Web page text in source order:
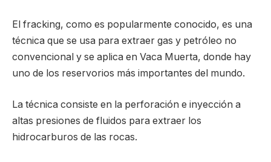
El fracking, como es popularmente conocido, es una
técnica que se usa para extraer gas y petróleo no
convencional y se aplica en Vaca Muerta, donde hay
uno de los reservorios más importantes del mundo.
La técnica consiste en la perforación e inyección a
altas presiones de fluidos para extraer los
hidrocarburos de las rocas.